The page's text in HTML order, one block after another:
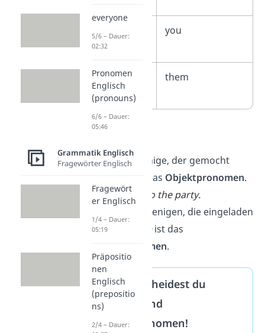
2. Person
Plural
you
3. Person
Plural
them
➡️ Beispiele:
→ Er ist derjenige, der gemocht
ist das Objektpronomen.
I invitethem to the party.
→ Sie sind diejenigen, die eingeladen
werden.
ist das
Objektpronomen.
So unterscheidest du
Subjekt- und
Objektpronomen!
everyone
5/6 – Dauer:
02:32
Pronomen
Englisch
(pronouns)
6/6 – Dauer:
05:46
Grammatik Englisch
Fragewörter Englisch
Fragewört
er Englisch
1/4 – Dauer:
05:19
Präpositio
nen
Englisch
(prepositio
ns)
2/4 – Dauer: